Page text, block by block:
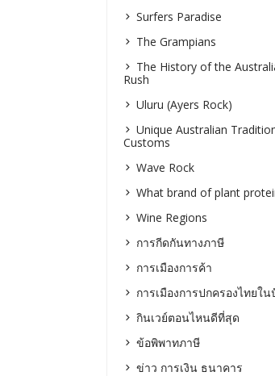
Surfers Paradise
The Grampians
The History of the
Rush
Uluru (Ayers Rock)
Unique Australian
Customs
Wave Rock
What brand of plant
Wine Regions
การกีดกันทางภาษี
การเมืองการค้า
การเมืองการปกครองไทยใ
กินเวย์ตอนไหนดีที่สุด
ข้อพิพาทภาษี
ข่าว การเงิน ธนาคาร